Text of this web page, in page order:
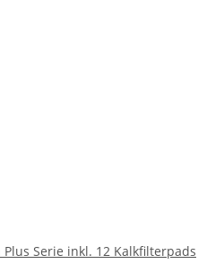
Serie inkl. 12 Kalkfilterpads